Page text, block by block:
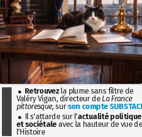
Retrouvez la plume sans filtre de
Valéry Vigan, directeur de La France
pittoresque, surson compte
Il s'attarde sur l'actualité politique
et sociétaleavec la hauteur de vue
l'Histoire